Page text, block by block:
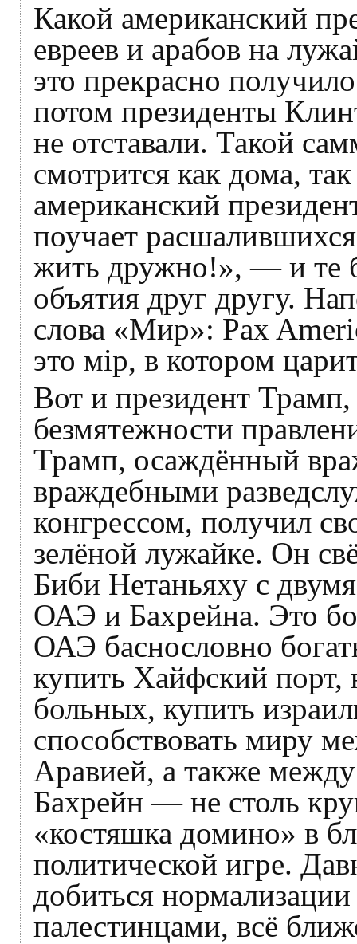
Какой американский
евреев и арабов на
это прекрасно
потом президенты
не отставали. Такой
смотрится как дома,
американский
поучает
жить дружно!», — и те
объятия друг другу.
слова «Мир»: Pax
это мiр, в котором
Вот и президент
безмятежности
Трамп, осаждённый
враждебными
конгрессом, получил
зелёной лужайке. Он
Биби Нетаньяху с
ОАЭ и Бахрейна. Это
ОАЭ баснословно
купить Хайфский порт,
больных, купить
способствовать миру
Аравией, а также
Бахрейн — не столь
«костяшка домино» в
политической игре.
добиться
палестинцами, всё